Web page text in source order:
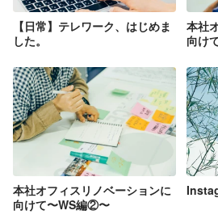
【日常】テレワーク、はじめま
した。
本社
向け
本社オフィスリノベーションに
向けて〜WS編②〜